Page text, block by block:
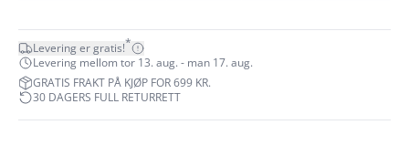
Levering er gratis!*
Levering mellom tor 13. aug. - man 17. aug.
GRATIS FRAKT PÅ KJØP FOR 699 KR.
30 DAGERS FULL RETURRETT